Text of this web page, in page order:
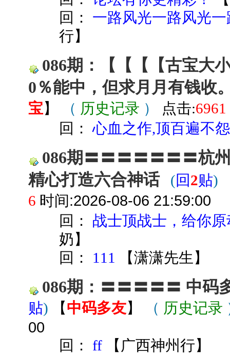
回： 一路风光一路风光
行】
086期：【【【【古宝大
0％能中，但求月月有钱收
宝】 （ 历史记录 ） 点击:6961
回：心血之作,顶百遍不怨
086期〓〓〓〓〓〓〓杭
精心打造六合神话
(回2贴)
6 时间:2026-08-06 21:59:00
回： 战士顶战士，给你原
奶 】
回： 111 【潇潇先生 】
086期：〓〓〓〓〓 中码
贴) 【中码多友】 （ 历史记录
00
回： ff 【 广西神州行】